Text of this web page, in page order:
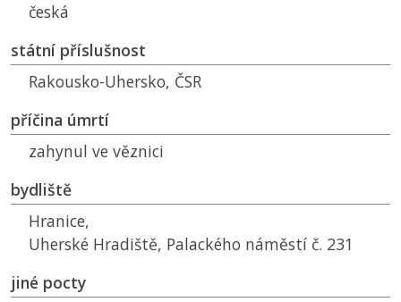
česká
státní příslušnost
Rakousko-Uhersko, ČSR
příčina úmrtí
zahynul ve věznici
bydliště
Hranice,
Uherské Hradiště, Palackého náměstí č. 231
jiné pocty